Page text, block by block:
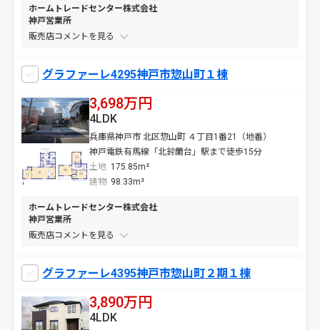
ホームトレードセンター株式会社
神戸営業所
販売店コメントを
グラファーレ4295神戸市惣山町１棟
3,698万円
兵庫県神戸市 北区惣山町 ４丁目1番21（地番）
神戸電鉄有馬線「北鈴蘭台」駅まで徒歩15分
土地 175.85m²
4LDK
建物 98.33m²
ホームトレードセンター株式会社
神戸営業所
販売店コメントを
グラファーレ4395神戸市惣山町２期１棟
3,890万円
4LDK